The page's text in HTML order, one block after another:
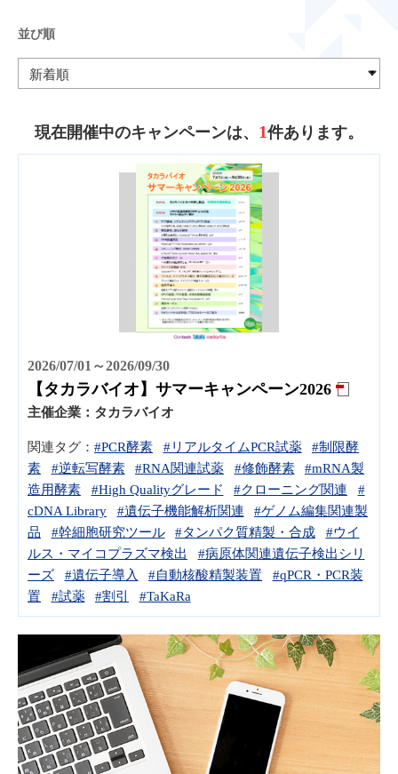
並び順
現在開催中のキャンペーンは、 1件あります。
2026/07/01～2026/09/30
【タカラバイオ】サマーキャンペーン2026
主催企業： タカラバイオ
関連タグ： #PCR酵素 #リアルタイムPCR試薬
#制限酵
素
#逆転写酵素 #RNA関連試薬 #修飾酵素
#mRNA製
造用酵素
#High Qualityグレード #クローニング関連
#
cDNA Library
#遺伝子機能解析関連
#ゲノム編集関連製
品
#幹細胞研究ツール #タンパク質精製・合成
#ウイ
ルス・マイコプラズマ検出
#病原体関連遺伝子検出シリ
ーズ
#遺伝子導入 #自動核酸精製装置
#qPCR・PCR装
置
#試薬 #割引 #TaKaRa